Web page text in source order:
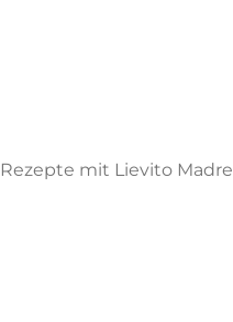
Rezepte mit Lievito Madre